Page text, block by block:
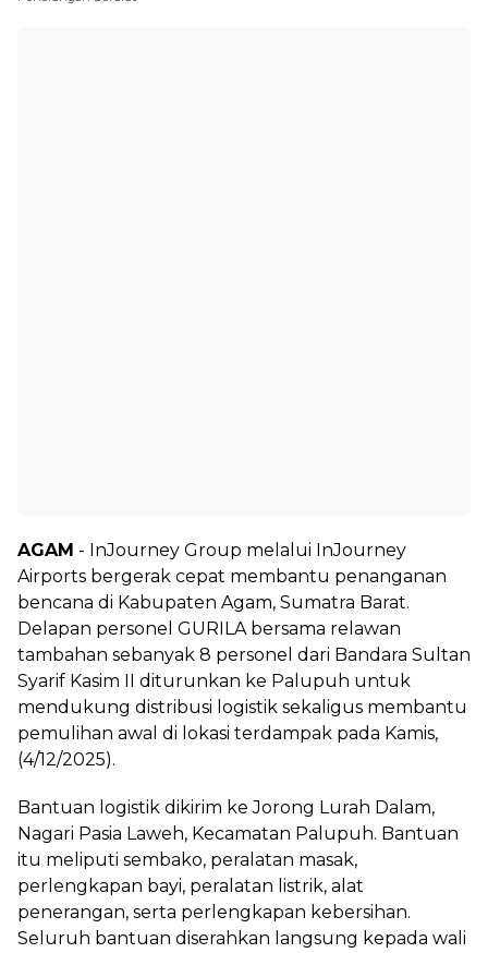
AGAM - InJourney Group melalui InJourney
Airports bergerak cepat membantu penanganan
bencana di Kabupaten Agam, Sumatra Barat.
Delapan personel GURILA bersama relawan
tambahan sebanyak 8 personel dari Bandara Sultan
Syarif Kasim II diturunkan ke Palupuh untuk
mendukung distribusi logistik sekaligus membantu
pemulihan awal di lokasi terdampak pada Kamis,
(4/12/2025).
Bantuan logistik dikirim ke Jorong Lurah Dalam,
Nagari Pasia Laweh, Kecamatan Palupuh. Bantuan
itu meliputi sembako, peralatan masak,
perlengkapan bayi, peralatan listrik, alat
penerangan, serta perlengkapan kebersihan.
Seluruh bantuan diserahkan langsung kepada wali